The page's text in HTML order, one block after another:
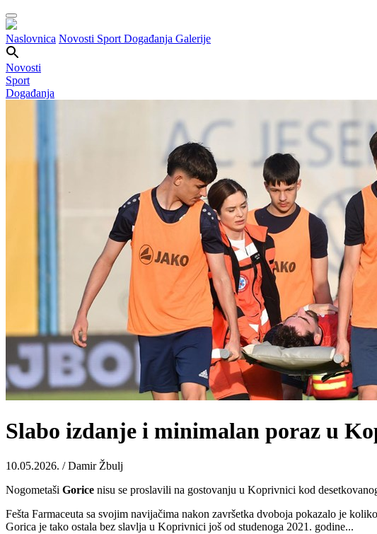
Naslovnica Novosti Sport Događanja Galerije
Novosti
Sport
Događanja
Slabo izdanje i minimalan poraz u
10.05.2026. / Damir Žbulj
Nogometaši Gorice nisu se proslavili na gostovanju u Koprivnici kod
Fešta Farmaceuta sa svojim navijačima nakon završetka dvoboja pokazalo je
Gorica je tako ostala bez slavlja u Koprivnici još od studenoga 2021. godine...